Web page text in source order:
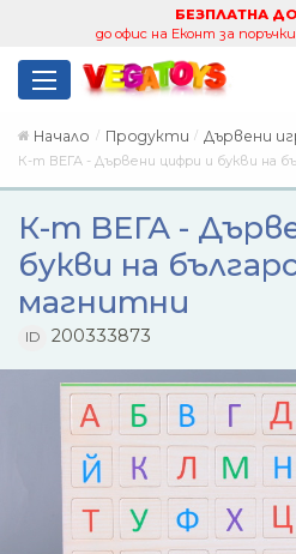
БЕЗПЛАТНА
до офис на Еконт за
Начало Продукти Дървени
К-т ВЕГА - Дървени цифри и букви на
К-т ВЕГА -
букви на
магнитни
ID 200333873